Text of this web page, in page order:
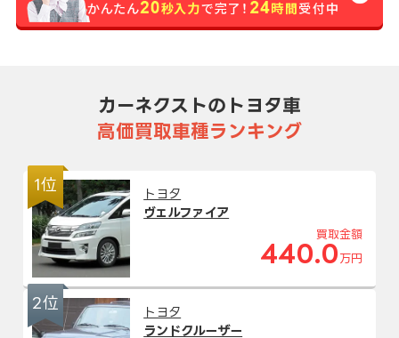
カーネクストのトヨタ車
高価買取車種ランキング
1位
トヨタ
ヴェルファイア
買取金額
440.0 万円
2位
トヨタ
ランドクルーザー